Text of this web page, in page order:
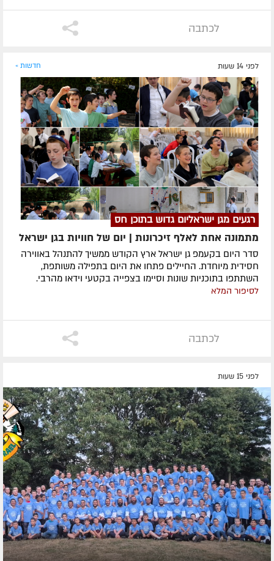
לכתבה
לפני 14 שעות חדשות »
רגעים מגן ישראליום גדוש בתוכן חס
מתמונה אחת לאלף זיכרונות | יום של חוויות בגן ישראל
סדר היום בקעמפ גן ישראל ארץ הקודש ממשיך להתנהל באווירה
חסידית מיוחדת. החיילים פתחו את היום בתפילה משותפת,
השתתפו בתוכניות שונות וסיימו בצפייה בקטעי וידאו מהרבי.
לסיפור המלא
לכתבה
לפני 15 שעות